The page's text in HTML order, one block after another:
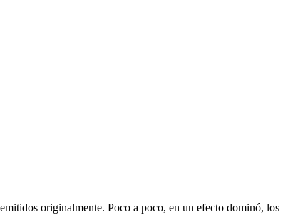
originalmente. Poco a poco, en un efecto dominó, los